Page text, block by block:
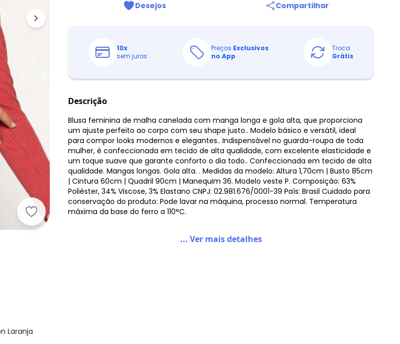
Desejos Compartilhar
10x
sem juros
Preços Exclusivos
no App
Troca
Grátis
Descrição
Blusa feminina de malha canelada com manga longa e gola alta, que proporciona
um ajuste perfeito ao corpo com seu shape justo.. Modelo básico e versátil, ideal
para compor looks modernos e elegantes.. Indispensável no guarda-roupa de toda
mulher, é confeccionada em tecido de alta qualidade, com excelente elasticidade e
um toque suave que garante conforto o dia todo.. Confeccionada em tecido de alta
qualidade. Mangas longas. Gola alta. . Medidas da modelo: Altura 1,70cm | Busto 85cm
| Cintura 60cm | Quadril 90cm | Manequim 36. Modelo veste P. Composição: 63%
Poliéster, 34% Viscose, 3% Elastano CNPJ: 02.981.676/0001-39 País: Brasil Cuidado para
conservação do produto: Pode lavar na máquina, processo normal. Temperatura
máxima da base do ferro a 110°C.
... Ver mais detalhes
Laranja